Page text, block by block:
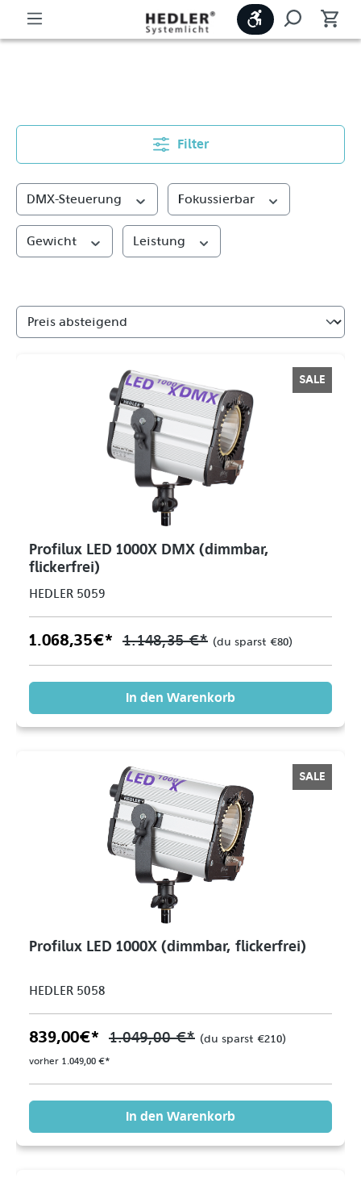
Filter
DMX-Steuerung Fokussierbar
Gewicht Leistung
SALE
Profilux LED 1000X DMX (dimmbar,
flickerfrei)
HEDLER 5059
1.068,35 €* 1.148,35 €* (du sparst €80)
In den Warenkorb
SALE
Profilux LED 1000X (dimmbar, flickerfrei)
HEDLER 5058
839,00 €* 1.049,00 €* (du sparst €210)
vorher 1.049,00 €*
In den Warenkorb